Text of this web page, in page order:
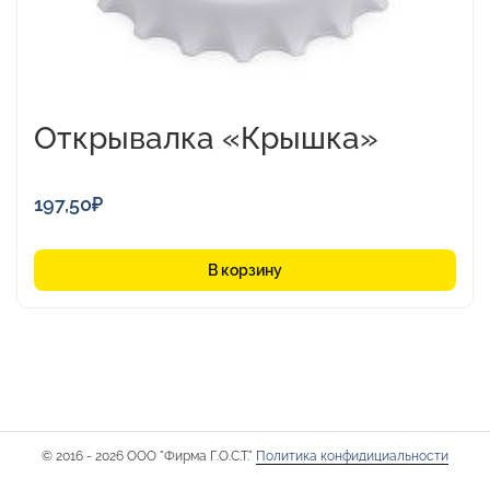
Открывалка «Крышка»
197,50₽
В корзину
© 2016 - 2026 ООО "Фирма Г.О.С.Т." Политика конфидициальности